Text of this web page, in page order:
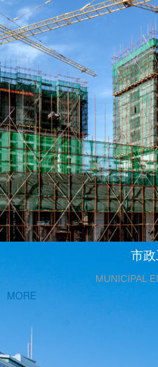
市
MUNICIPAL
MORE